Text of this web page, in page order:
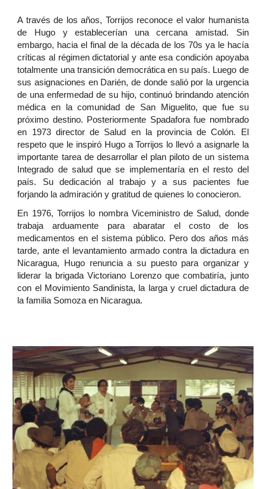
A través de los años, Torrijos reconoce el valor humanista
de Hugo y establecerían una cercana amistad. Sin
embargo, hacia el final de la década de los 70s ya le hacía
críticas al régimen dictatorial y ante esa condición apoyaba
totalmente una transición democrática en su país. Luego de
sus asignaciones en Darién, de donde salió por la urgencia
de una enfermedad de su hijo, continuó brindando atención
médica en la comunidad de San Miguelito, que fue su
próximo destino. Posteriormente Spadafora fue nombrado
en 1973 director de Salud en la provincia de Colón. El
respeto que le inspiró Hugo a Torrijos lo llevó a asignarle la
importante tarea de desarrollar el plan piloto de un sistema
Integrado de salud que se implementaría en el resto del
país. Su dedicación al trabajo y a sus pacientes fue
forjando la admiración y gratitud de quienes lo conocieron.
En 1976, Torrijos lo nombra Viceministro de Salud, donde
trabaja arduamente para abaratar el costo de los
medicamentos en el sistema público. Pero dos años más
tarde, ante el levantamiento armado contra la dictadura en
Nicaragua, Hugo renuncia a su puesto para organizar y
liderar la brigada Victoriano Lorenzo que combatiría, junto
con el Movimiento Sandinista, la larga y cruel dictadura de
la familia Somoza en Nicaragua.